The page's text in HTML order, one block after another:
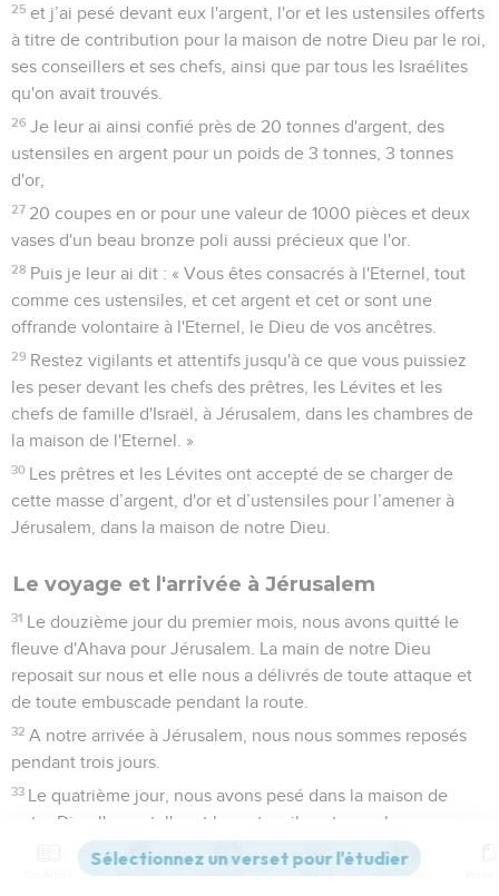
25 et j’ai pesé devant eux l'argent, l'or et les ustensiles offerts
à titre de contribution pour la maison de notre Dieu par le roi,
ses conseillers et ses chefs, ainsi que par tous les Israélites
qu'on avait trouvés.
26 Je leur ai ainsi confié près de 20 tonnes d'argent, des
ustensiles en argent pour un poids de 3 tonnes, 3 tonnes
d'or,
27 20 coupes en or pour une valeur de 1000 pièces et deux
vases d'un beau bronze poli aussi précieux que l'or.
28 Puis je leur ai dit : « Vous êtes consacrés à l'Eternel, tout
comme ces ustensiles, et cet argent et cet or sont une
offrande volontaire à l'Eternel, le Dieu de vos ancêtres.
29 Restez vigilants et attentifs jusqu'à ce que vous puissiez
les peser devant les chefs des prêtres, les Lévites et les
chefs de famille d'Israël, à Jérusalem, dans les chambres de
la maison de l'Eternel. »
30 Les prêtres et les Lévites ont accepté de se charger de
cette masse d’argent, d'or et d’ustensiles pour l’amener à
Jérusalem, dans la maison de notre Dieu.
Le voyage et l'arrivée à Jérusalem
31 Le douzième jour du premier mois, nous avons quitté le
fleuve d'Ahava pour Jérusalem. La main de notre Dieu
reposait sur nous et elle nous a délivrés de toute attaque et
de toute embuscade pendant la route.
32 A notre arrivée à Jérusalem, nous nous sommes reposés
pendant trois jours.
33 Le quatrième jour, nous avons pesé dans la maison de
notre Dieu l'argent, l'or et les ustensiles et nous les avons
confiés au prêtre Merémoth, fils d'Urie ; il y avait avec lui
Eléazar, fils de Phinées. Avec eux se trouvaient aussi les
Versions Commentaires Strong